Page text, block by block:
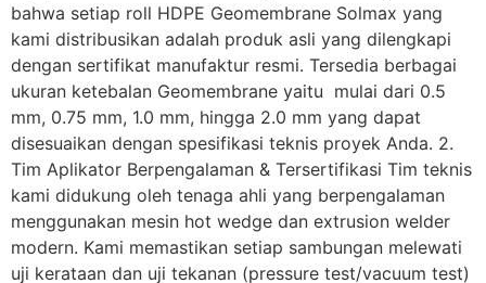
bahwa setiap roll HDPE Geomembrane Solmax yang
kami distribusikan adalah produk asli yang dilengkapi
dengan sertifikat manufaktur resmi. Tersedia berbagai
ukuran ketebalan Geomembrane yaitu mulai dari 0.5
mm, 0.75 mm, 1.0 mm, hingga 2.0 mm yang dapat
disesuaikan dengan spesifikasi teknis proyek Anda. 2.
Tim Aplikator Berpengalaman & Tersertifikasi Tim teknis
kami didukung oleh tenaga ahli yang berpengalaman
menggunakan mesin hot wedge dan extrusion welder
modern. Kami memastikan setiap sambungan melewati
uji kerataan dan uji tekanan (pressure test/vacuum test)